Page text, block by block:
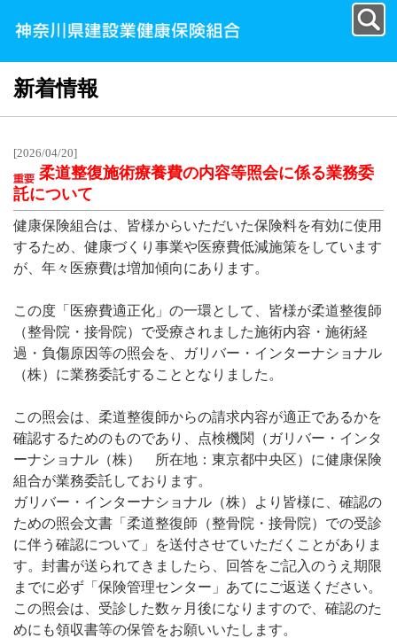
新着情報
[2026/04/20]
柔道整復施術療養費の内容等照会に係る業務委
託について
健康保険組合は、皆様からいただいた保険料を有効に使用
するため、健康づくり事業や医療費低減施策をしています
が、年々医療費は増加傾向にあります。
この度「医療費適正化」の一環として、皆様が柔道整復師
（整骨院・接骨院）で受療されました施術内容・施術経
過・負傷原因等の照会を、ガリバー・インターナショナル
（株）に業務委託することとなりました。
この照会は、柔道整復師からの請求内容が適正であるかを
確認するためのものであり、点検機関（ガリバー・インタ
ーナショナル（株） 所在地：東京都中央区）に健康保険
組合が業務委託しております。
ガリバー・インターナショナル（株）より皆様に、確認の
ための照会文書「柔道整復師（整骨院・接骨院）での受診
に伴う確認について」を送付させていただくことがありま
す。封書が送られてきましたら、回答をご記入のうえ期限
までに必ず「保険管理センター」あてにご返送ください。
この照会は、受診した数ヶ月後になりますので、確認のた
めにも領収書等の保管をお願いいたします。